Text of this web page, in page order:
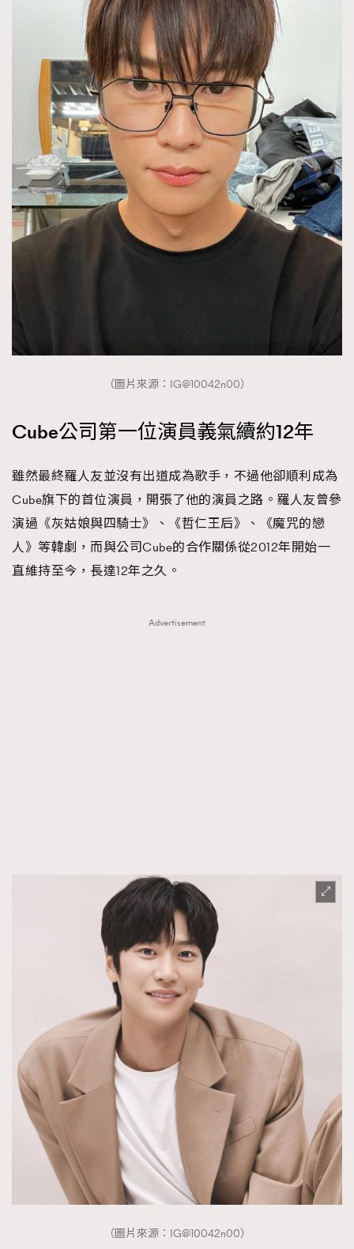
TRENDING
EmpowerF
FashionWeek FigaroAesthetic
（圖片來源：IG@10042n00）
Cube公司第一位演員義氣續約12年
雖然最終羅人友並沒有出道成為歌手，不過他卻順利成為
Cube旗下的首位演員，開張了他的演員之路。羅人友曾參
演過《灰姑娘與四騎士》、《哲仁王后》、《魔咒的戀
人》等韓劇，而與公司Cube的合作關係從2012年開始一
直維持至今，長達12年之久。
Advertisement
（圖片來源：IG@10042n00）